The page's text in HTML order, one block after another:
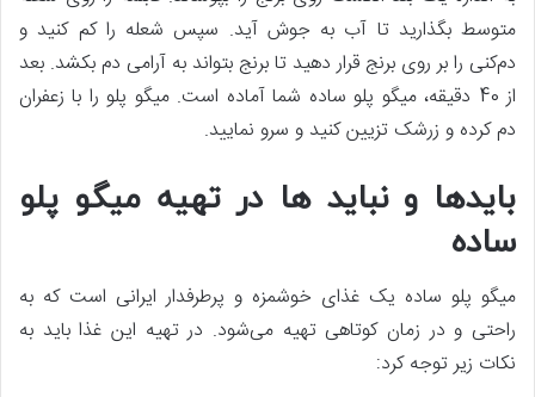
متوسط بگذارید تا آب به‌‌ جوش آید. سپس شعله را کم کنید و
دم‌کنی را بر روی برنج قرار دهید تا برنج بتواند به‌ آرامی دم بکشد. بعد
از 40 دقیقه، میگو پلو ساده شما آماده است. میگو پلو را با زعفران
دم کرده و زرشک تزیین کنید و سرو نمایید.
بایدها و نباید ها در تهیه میگو پلو
ساده
میگو پلو ساده یک غذای خوشمزه و پرطرفدار ایرانی است که به
‌‌‌راحتی و در زمان کوتاهی تهیه می‌شود. در تهیه این غذا باید به‌‌
نکات زیر توجه کرد: